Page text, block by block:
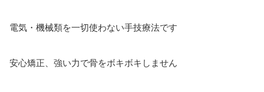
電気・機械類を一切使わない手技療法です
安心矯正、強い力で骨をボキボキしません